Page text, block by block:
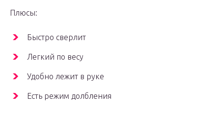
Плюсы:
Быстро сверлит
Легкий по весу
Удобно лежит в руке
Есть режим долбления